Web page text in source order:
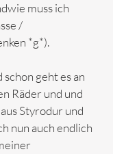
muss ich
/
*g*).
geht es an
Räder und und
Styrodur und
nun auch endlich